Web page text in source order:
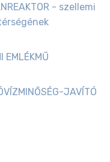
- szellemi
EMLÉKMŰ
JAVÍTÓ